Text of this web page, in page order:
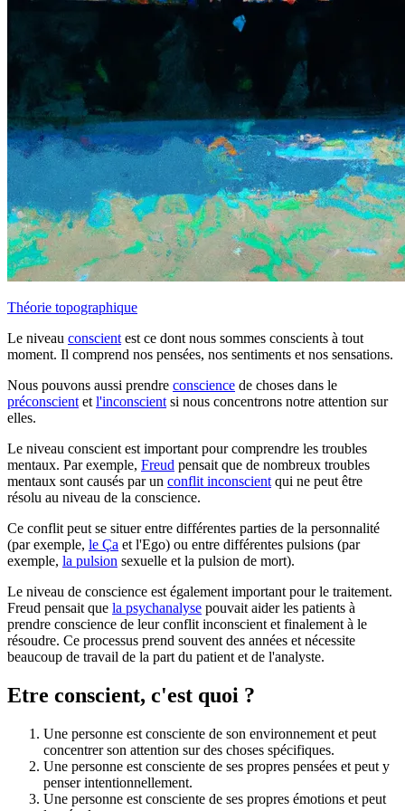
Théorie topographique
Le niveau conscient est ce dont nous sommes conscients à tout
moment. Il comprend nos pensées, nos sentiments et nos sensations.
Nous pouvons aussi prendre conscience de choses dans le
préconscient et l'inconscient si nous concentrons notre attention sur
elles.
Le niveau conscient est important pour comprendre les troubles
mentaux. Par exemple, Freud pensait que de nombreux troubles
mentaux sont causés par un conflit inconscient qui ne peut être
résolu au niveau de la conscience.
Ce conflit peut se situer entre différentes parties de la personnalité
(par exemple, le Ça et l'Ego) ou entre différentes pulsions (par
exemple, la pulsion sexuelle et la pulsion de mort).
Le niveau de conscience est également important pour le traitement.
Freud pensait que la psychanalyse pouvait aider les patients à
prendre conscience de leur conflit inconscient et finalement à le
résoudre. Ce processus prend souvent des années et nécessite
beaucoup de travail de la part du patient et de l'analyste.
Etre conscient, c'est quoi ?
Une personne est consciente de son environnement et peut
concentrer son attention sur des choses spécifiques.
Une personne est consciente de ses propres pensées et peut y
penser intentionnellement.
Une personne est consciente de ses propres émotions et peut